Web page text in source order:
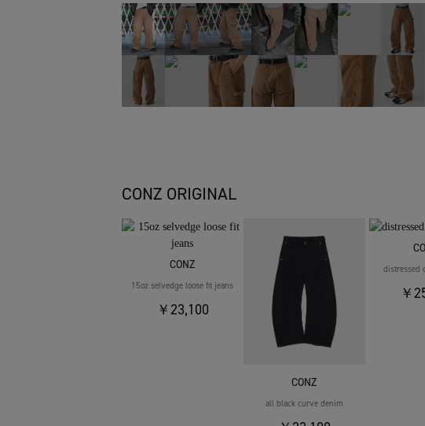
CONZ ORIGINAL
CONZ
15oz selvedge loose fit jeans
￥23,100
CONZ
all black curve denim
distressed
￥